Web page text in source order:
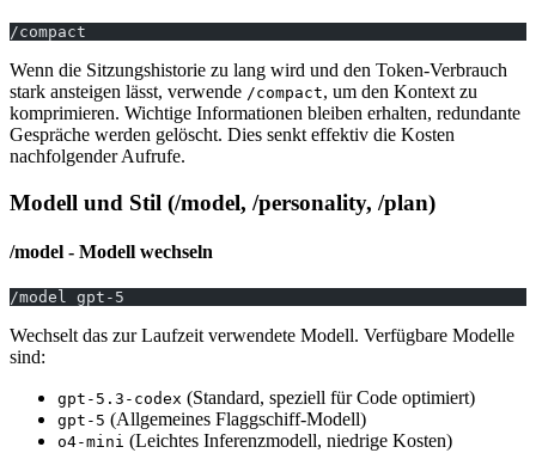
/compact
Wenn die Sitzungshistorie zu lang wird und den Token-Verbrauch
stark ansteigen lässt, verwende /compact, um den Kontext zu
komprimieren. Wichtige Informationen bleiben erhalten, redundante
Gespräche werden gelöscht. Dies senkt effektiv die Kosten
nachfolgender Aufrufe.
Modell und Stil (/model, /personality, /plan)
/model - Modell wechseln
/model gpt-5
Wechselt das zur Laufzeit verwendete Modell. Verfügbare Modelle
sind:
gpt-5.3-codex (Standard, speziell für Code optimiert)
gpt-5 (Allgemeines Flaggschiff-Modell)
o4-mini (Leichtes Inferenzmodell, niedrige Kosten)